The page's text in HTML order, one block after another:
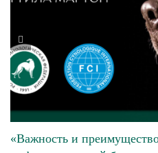
«Важность и